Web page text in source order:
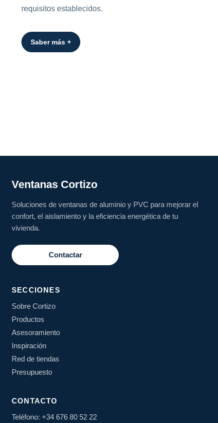
requisitos establecidos.
Saber más +
Ventanas Cortizo
Soluciones de ventanas de aluminio y PVC para mejorar el
confort, el aislamiento y la eficiencia energética de tu
vivienda.
Contactar
SECCIONES
Sobre Cortizo
Productos
Asesoramiento
Inspiración
Red de tiendas
Presupuesto
CONTACTO
Teléfono: +34 676 80 52 22